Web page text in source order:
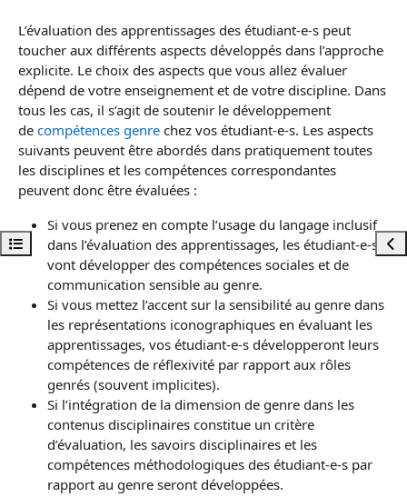
Ouvrir l’index du cours
L’évaluation des apprentissages des étudiant-e-s peut
toucher aux différents aspects développés dans l’approche
explicite. Le choix des aspects que vous allez évaluer
dépend de votre enseignement et de votre discipline. Dans
tous les cas, il s’agit de soutenir le développement
de compétences genre chez vos étudiant-e-s. Les aspects
suivants peuvent être abordés dans pratiquement toutes
les disciplines et les compétences correspondantes
peuvent donc être évaluées :
Si vous prenez en compte l’usage du langage inclusif
dans l’évaluation des apprentissages, les étudiant-e-s
vont développer des compétences sociales et de
communication sensible au genre.
Si vous mettez l’accent sur la sensibilité au genre dans
les représentations iconographiques en évaluant les
apprentissages, vos étudiant-e-s développeront leurs
compétences de réflexivité par rapport aux rôles
genrés (souvent implicites).
Si l’intégration de la dimension de genre dans les
contenus disciplinaires constitue un critère
d’évaluation, les savoirs disciplinaires et les
compétences méthodologiques des étudiant-e-s par
rapport au genre seront développées.